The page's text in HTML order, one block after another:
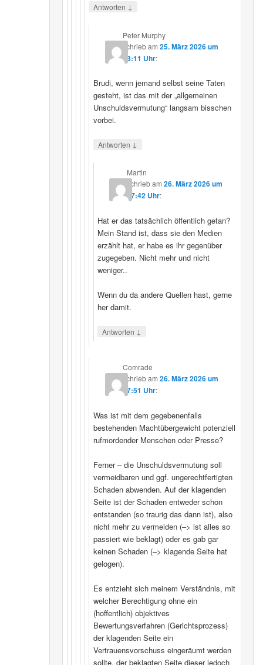
Antworten ↓
Peter Murphy
schriebam 25. März 2026 um
23:11 Uhr:
Brudi, wenn jemand selbst seine Taten
gesteht, ist das mit der „allgemeinen
Unschuldsvermutung“ langsam bisschen
vorbei.
Antworten ↓
Martin
schriebam26. März 2026 um
07:42 Uhr:
Hat er das tatsächlich öffentlich getan?
Mein Stand ist, dass sie den Medien
erzählt hat, er habe es ihr gegenüber
zugegeben. Nicht mehr und nicht
weniger..
Wenn du da andere Quellen hast, gerne
her damit.
Antworten ↓
Comrade
schriebam 26. März 2026 um
17:51 Uhr:
Was ist mit dem gegebenenfalls
bestehenden Machtübergewicht potenziell
rufmordender Menschen oder Presse?
Ferner – die Unschuldsvermutung soll
vermeidbaren und ggf. ungerechtfertigten
Schaden abwenden. Auf der klagenden
Seite ist der Schaden entweder schon
entstanden (so traurig das dann ist), also
nicht mehr zu vermeiden (–> ist alles so
passiert wie beklagt) oder es gab gar
keinen Schaden (–> klagende Seite hat
gelogen).
Es entzieht sich meinem Verständnis, mit
welcher Berechtigung ohne ein
(hoffentlich) objektives
Bewertungsverfahren (Gerichtsprozess)
der klagenden Seite ein
Vertrauensvorschuss eingeräumt werden
sollte, der beklagten Seite dieser jedoch